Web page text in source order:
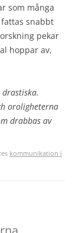
som många
snabbt
pekar
hoppar av,
oroligheterna
drabbas av
kommunikation i